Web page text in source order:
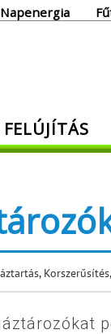
Napenergia
ami
,